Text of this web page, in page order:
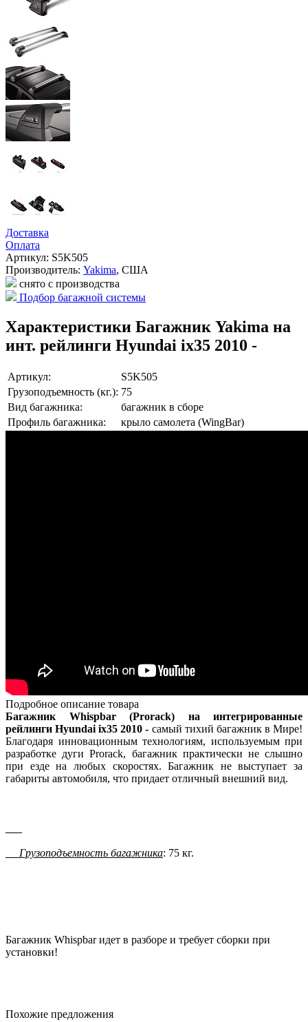
Доставка
Оплата
Артикул: S5K505
Производитель: Yakima, США
снято с производства
Подбор багажной системы
Характеристики Багажник Yakima на
инт. рейлинги Hyundai ix35 2010 -
Артикул:
S5K505
Грузоподъемность (кг.): 75
Вид багажника:
багажник в сборе
Профиль багажника:
крыло самолета (WingBar)
Подробное описание товара
Багажник Whispbar (Prorack) на интегрированные
рейлинги Hyundai ix35 2010 - самый тихий багажник в Мире!
Благодаря инновационным технологиям, используемым при
разработке дуги Prorack, багажник практически не слышно
при езде на любых скоростях. Багажник не выступает за
габариты автомобиля, что придает отличный внешний вид.
Грузоподъемность багажника: 75 кг.
Багажник Whispbar идет в разборе и требует сборки при
установки!
Похожие предложения